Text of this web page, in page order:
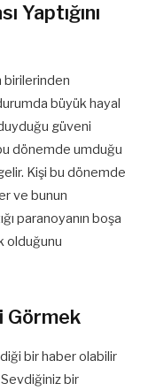
Yaptığını
birilerinden
büyük hayal
güveni
dönemde umduğu
Kişi bu dönemde
ve bunun
paranoyanın boşa
olduğunu
Görmek
bir haber olabilir
bir